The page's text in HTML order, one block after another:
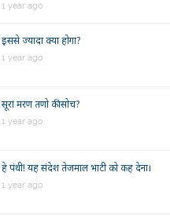
1 year ago
इससे ज्यादा क्या होगा?
1 year ago
सूरां मरण तणो की सोच?
1 year ago
हे पंथी! यह संदेश तेजमाल भाटी को कह देना।
1 year ago